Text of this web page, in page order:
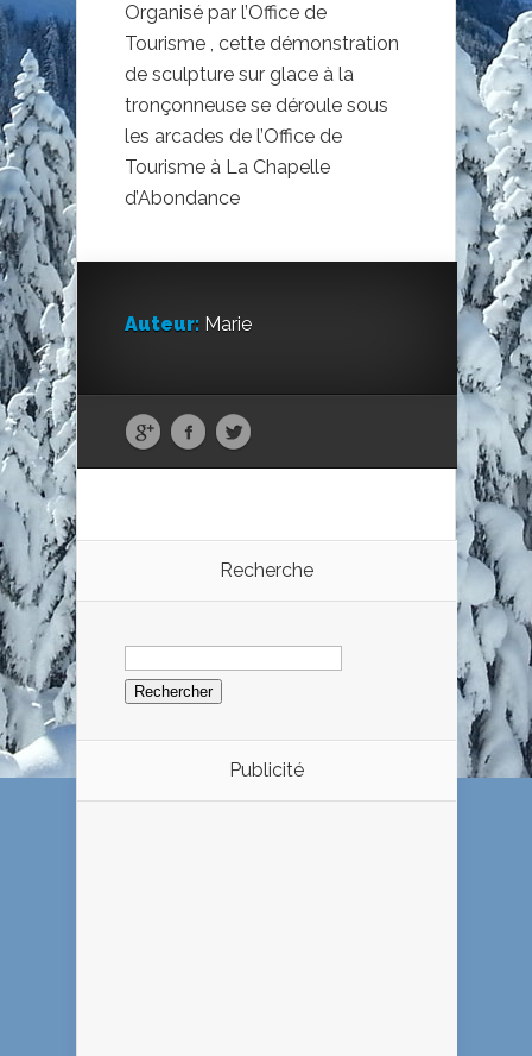
Organisé par l’Office de
Tourisme , cette démonstration
de sculpture sur glace à la
tronçonneuse se déroule sous
les arcades de l’Office de
Tourisme à La Chapelle
d’Abondance
Auteur: Marie
Recherche
Rechercher :
Publicité